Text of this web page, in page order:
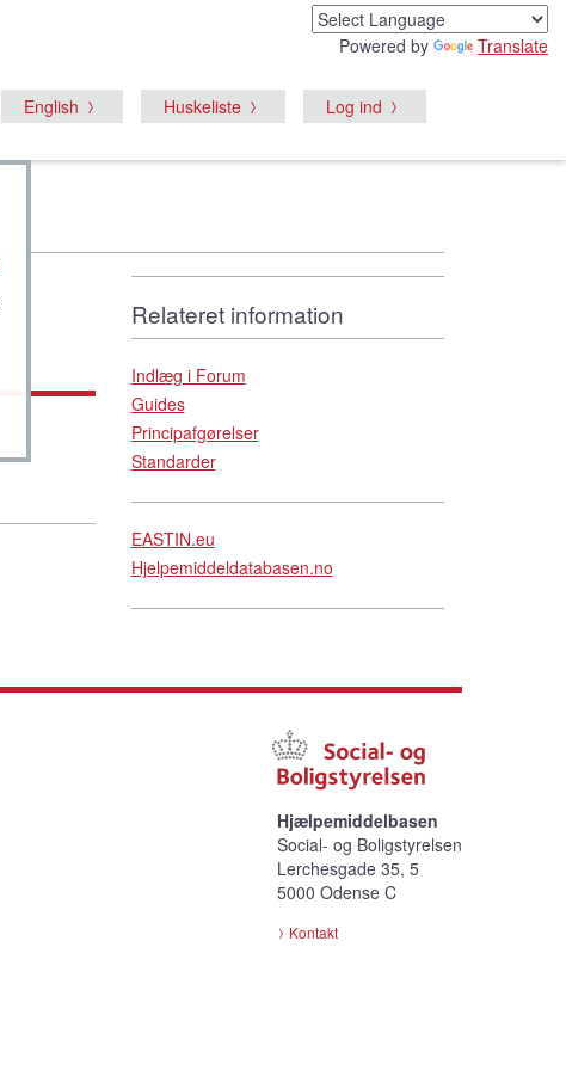
Powered by Translate
English Huskeliste Log ind
Relateret information
Indlæg i Forum
Guides
Principafgørelser
Standarder
EASTIN.eu
Hjelpemiddeldatabasen.no
Hjælpemiddelbasen
Social- og Boligstyrelsen
Lerchesgade 35, 5
5000 Odense C
Kontakt